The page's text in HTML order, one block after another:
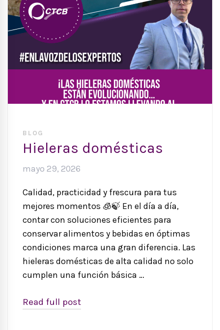
BLOG
Hieleras domésticas
mayo 29, 2026
Calidad, practicidad y frescura para tus
mejores momentos 🧊🍃 En el día a día,
contar con soluciones eficientes para
conservar alimentos y bebidas en óptimas
condiciones marca una gran diferencia. Las
hieleras domésticas de alta calidad no solo
cumplen una función básica …
Read full post